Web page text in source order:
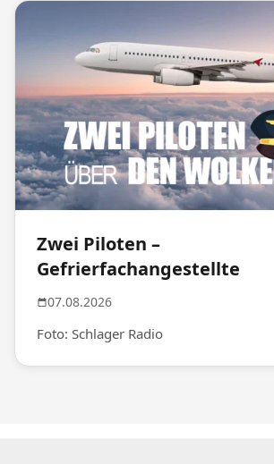
Zwei Piloten –
Gefrierfachangestellte
07.08.2026
Foto: Schlager Radio